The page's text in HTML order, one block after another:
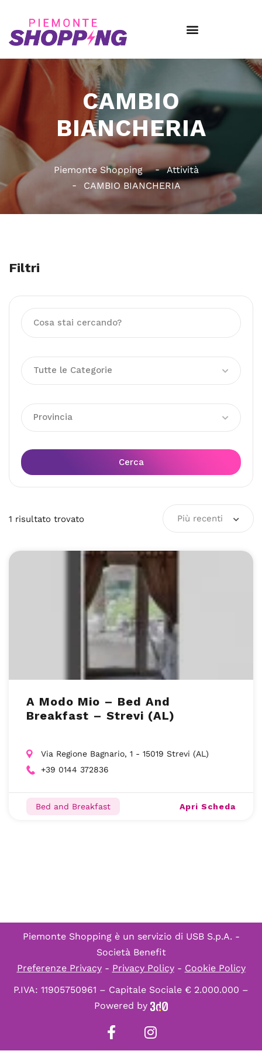
CAMBIO
BIANCHERIA
Piemonte Shopping
Attività
CAMBIO BIANCHERIA
Filtri
Tutte le Categorie
Provincia
Cerca
1 risultato trovato Più recenti
A Modo Mio – Bed And
Breakfast – Strevi (AL)
Via Regione Bagnario, 1 - 15019 Strevi (AL)
+39 0144 372836
Bed and Breakfast Apri Scheda
Piemonte Shopping è un servizio di USB S.p.A. -
Società Benefit
Preferenze Privacy- Privacy Policy- Cookie Policy
P.IVA: 11905750961 – Capitale Sociale € 2.000.000 –
Powered by